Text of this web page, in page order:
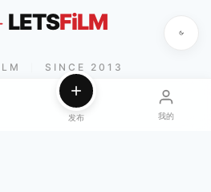
LETSFiLM
SINCE 2013
发布 我的